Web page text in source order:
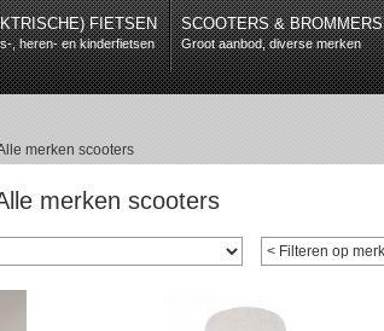
FIETSEN
, heren- en kinderfietsen
SCOOTERS & BROMMERS
Groot aanbod, diverse merken
merken scooters
merken scooters